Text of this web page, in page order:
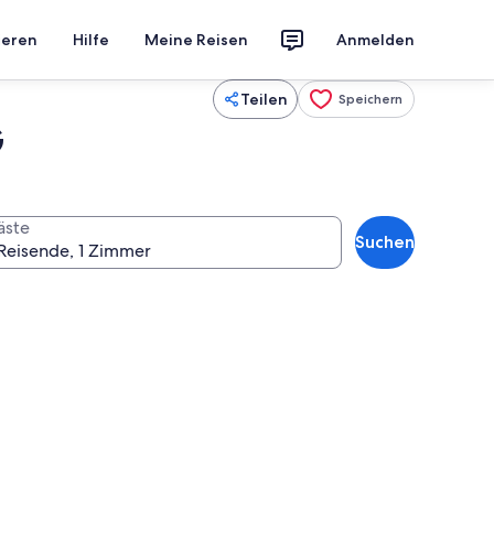
Hilfe Meine Reisen Anmelden
Teilen Speichern
Suchen